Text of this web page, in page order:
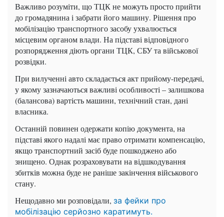
Важливо розуміти, що ТЦК не можуть просто прийти
до громадянина і забрати його машину. Рішення про
мобілізацію транспортного засобу ухвалюється
місцевим органом влади. На підставі відповідного
розпорядження діють органи ТЦК, СБУ та військової
розвідки.
При вилученні авто складається акт прийому-передачі,
у якому зазначаються важливі особливості – залишкова
(балансова) вартість машини, технічний стан, дані
власника.
Останній повинен одержати копію документа, на
підставі якого надалі має право отримати компенсацію,
якщо транспортний засіб буде пошкоджено або
знищено. Однак розраховувати на відшкодування
збитків можна буде не раніше закінчення військового
стану.
Нещодавно ми розповідали, за фейки про
мобілізацію серйозно каратимуть.